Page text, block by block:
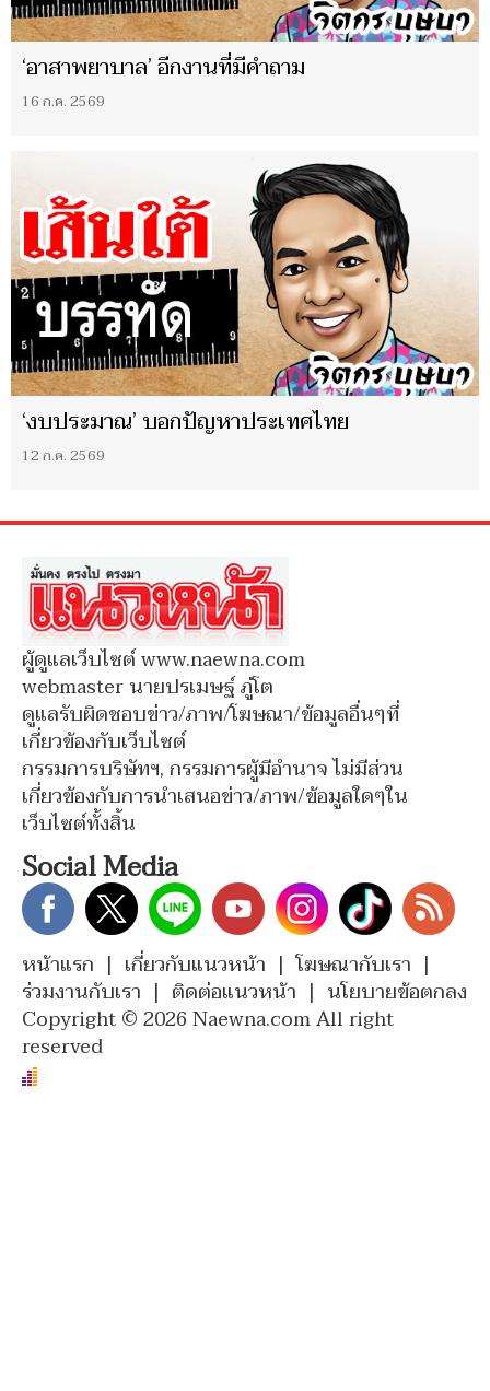
‘อาสาพยาบาล’ อีกงานที่มีคำถาม
16 ก.ค. 2569
‘งบประมาณ’ บอกปัญหาประเทศไทย
12 ก.ค. 2569
ผู้ดูแลเว็บไซต์ www.naewna.com
webmaster นายปรเมษฐ์ ภู่โต
ดูแลรับผิดชอบข่าว/ภาพ/โฆษณา/ข้อมูลอื่นๆที่
เกี่ยวข้องกับเว็บไซต์
กรรมการบริษัทฯ, กรรมการผู้มีอำนาจ ไม่มีส่วน
เกี่ยวข้องกับการนำเสนอข่าว/ภาพ/ข้อมูลใดๆใน
เว็บไซต์ทั้งสิ้น
Social Media
หน้าแรก | เกี่ยวกับแนวหน้า | โฆษณากับเรา |
ร่วมงานกับเรา | ติดต่อแนวหน้า | นโยบายข้อตกลง
Copyright © 2026 Naewna.com All right
reserved